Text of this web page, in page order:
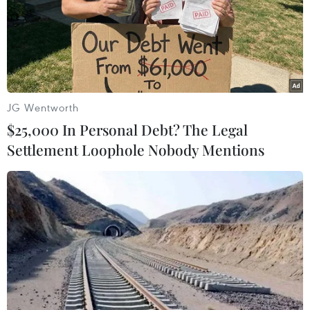
TIN LIÊN QUAN
Gốc rễ của đạo đức nhà báo là đạo đức của
JG Wentworth
$25,000 In Personal Debt? The Legal
Settlement Loophole Nobody Mentions